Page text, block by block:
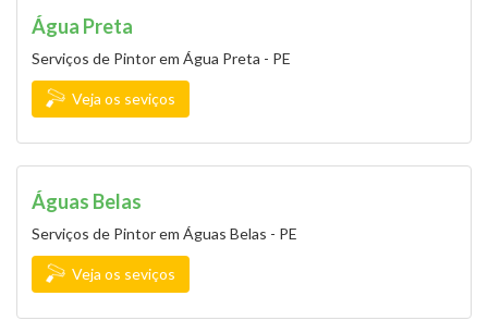
Água Preta
Serviços de Pintor em Água Preta - PE
Veja os seviços
Águas Belas
Serviços de Pintor em Águas Belas - PE
Veja os seviços